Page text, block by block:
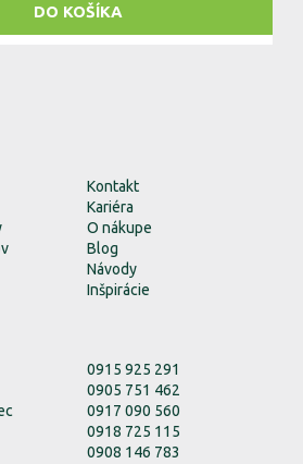
DO KOŠÍKA
Kontakt
Kariéra
O nákupe
Blog
Návody
Inšpirácie
0915 925 291
0905 751 462
0917 090 560
0918 725 115
0908 146 783